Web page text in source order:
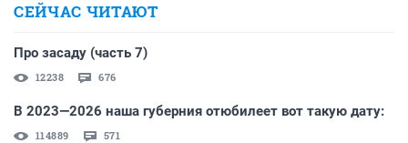
СЕЙЧАС ЧИТАЮТ
Про засаду (часть 7)
12238 676
В 2023—2026 наша губерния отюбилеет вот такую дату:
114889 571